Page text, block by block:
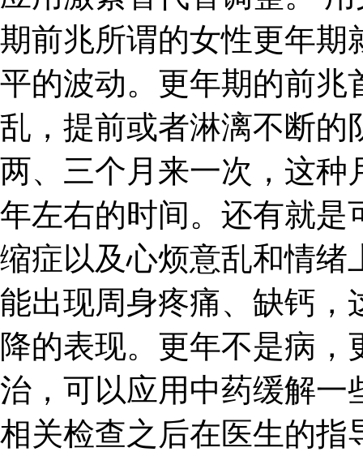
期前兆所谓的女性更年期
平的波动。更年期的前兆
乱，提前或者淋漓不断的
两、三个月来一次，这种
年左右的时间。还有就是
缩症以及心烦意乱和情绪
能出现周身疼痛、缺钙，
降的表现。更年不是病
治，可以应用中药缓解一
相关检查之后在医生的指